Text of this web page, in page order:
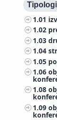
1.01
1.02
1.03
1.04
1.05
1.06
1.08
1.09